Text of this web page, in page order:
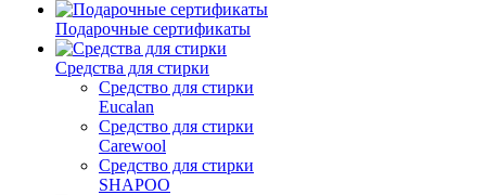
Подарочные сертификаты
Средства для стирки
Средство для стирки
Eucalan
Средство для стирки
Carewool
Средство для стирки
SHAPOO